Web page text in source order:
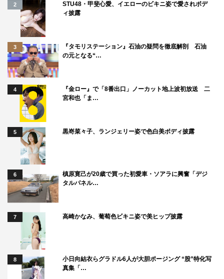
2
STU48・甲斐心愛、イエローのビキニ姿で愛されボデ
ィ披露
3
『タモリステーション』石油の疑問を徹底解剖 石油
の元となる“…
4
『金ロー』で「8番出口」ノーカット地上波初放送 二
宮和也「ま…
5 黒嵜菜々子、ランジェリー姿で色白美ボディ披露
6
槙原寛己が20歳で買った初愛車・ソアラに興奮「デジ
タルパネル…
7 高崎かなみ、葡萄色ビキニ姿で美ヒップ披露
8
小日向結衣らグラドル6人が大胆ポージング “股”特化写
真集「…